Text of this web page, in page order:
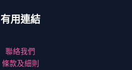
有用連結
聯絡我們
條款及細則